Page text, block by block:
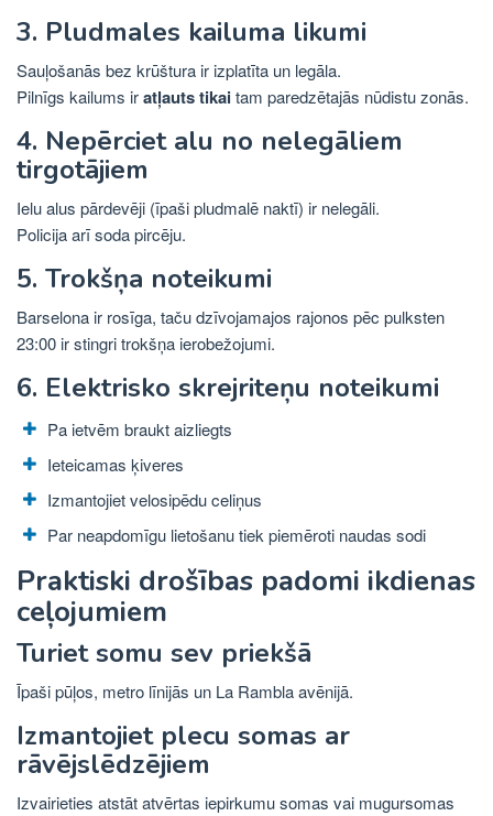
3. Pludmales kailuma likumi
Sauļošanās bez krūštura ir izplatīta un legāla.
Pilnīgs kailums iratļauts tikaitam paredzētajās nūdistu zonās.
4. Nepērciet alu no nelegāliem
tirgotājiem
Ielu alus pārdevēji (īpaši pludmalē naktī) ir nelegāli.
Policija arī soda pircēju.
5. Trokšņa noteikumi
Barselona ir rosīga, taču dzīvojamajos rajonos pēc pulksten
23:00 ir stingri trokšņa ierobežojumi.
6. Elektrisko skrejriteņu noteikumi
Pa ietvēm braukt aizliegts
Ieteicamas ķiveres
Izmantojiet velosipēdu celiņus
Par neapdomīgu lietošanu tiek piemēroti naudas sodi
Praktiski drošības padomi ikdienas
ceļojumiem
Turiet somu sev priekšā
Īpaši pūļos, metro līnijās un La Rambla avēnijā.
Izmantojiet plecu somas ar
rāvējslēdzējiem
Izvairieties atstāt atvērtas iepirkumu somas vai mugursomas